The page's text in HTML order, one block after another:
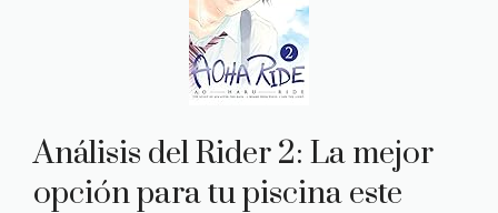
Análisis del Rider 2: La mejor
opción para tu piscina este